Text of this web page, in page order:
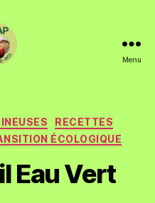
Menu
RECETTES
ÉCOLOGIQUE
Eau Vert